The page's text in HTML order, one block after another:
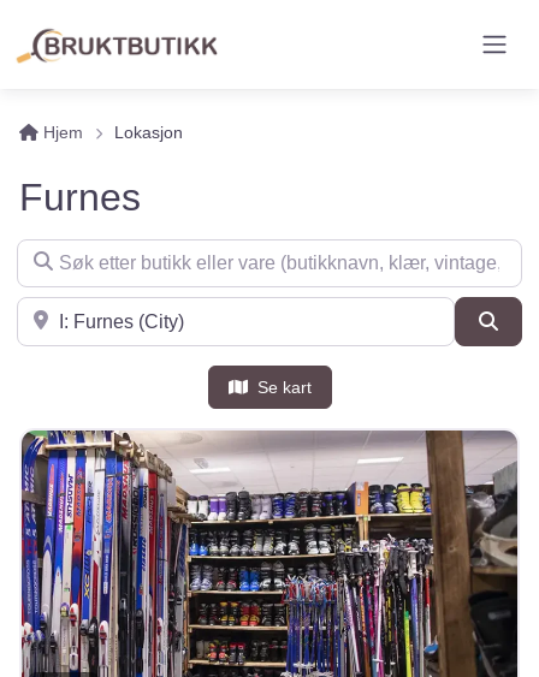
Hjem Lokasjon
Furnes
Søk etter butikk eller vare (butikknavn, klær, vintage, møbler
Søk i nærheten
Se kart